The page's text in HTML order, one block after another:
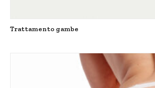
Trattamento gambe